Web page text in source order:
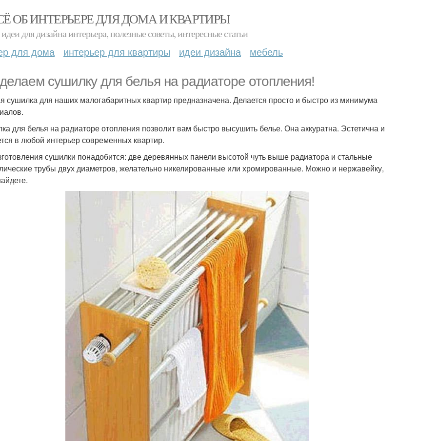
ОБ ИНТЕРЬЕРЕ ДЛЯ ДОМА И КВАРТИРЫ
для дизайна интерьера, полезные советы, интересные статьи
для дома интерьер для квартиры идеи дизайна мебель
сушилку для белья на радиаторе отопления!
сушилка для наших малогабаритных квартир предназначена. Делается просто и быстро из минимума
для белья на радиаторе отопления позволит вам быстро высушить белье. Она аккуратна. Эстетична и
в любой интерьер современных квартир.
сушилки понадобится: две деревянных панели высотой чуть выше радиатора и стальные
трубы двух диаметров, желательно никелированные или хромированные. Можно и нержавейку,